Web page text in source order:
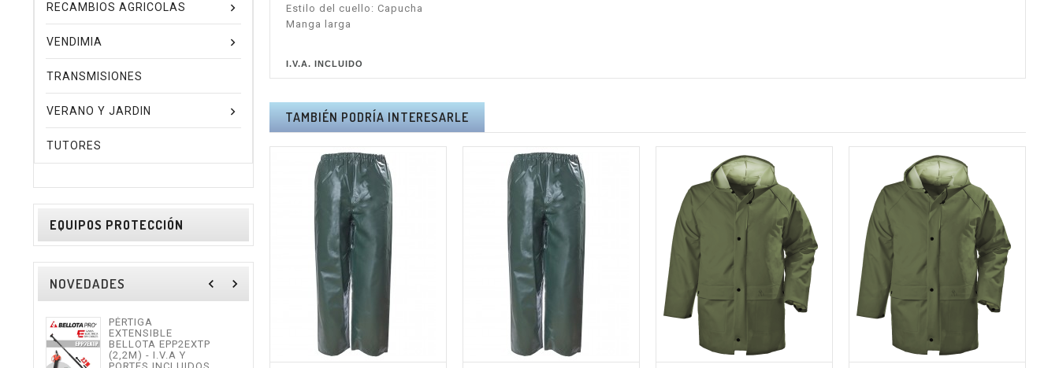
RECAMBIOS AGRICOLAS
VENDIMIA
TRANSMISIONES
VERANO Y JARDIN
TUTORES
EQUIPOS PROTECCIÓN
NOVEDADES navigate_before navigate_next
PÉRTIGA
EXTENSIBLE
BELLOTA EPP2EXTP
(2,2M) - I.V.A Y
TIJERA PÉRTIGA
ALTUNA AB2000 -
I.V.A Y PORTES
INCLUIDOS.
KIT ALTUNA PODA A
BATERÍA AFKIT -
I.V.A + PORTES
INCLUIDOS.
Estilo del cuello: Capucha
Manga larga
I.V.A. INCLUIDO
TAMBIÉN PODRÍA INTERESARLE